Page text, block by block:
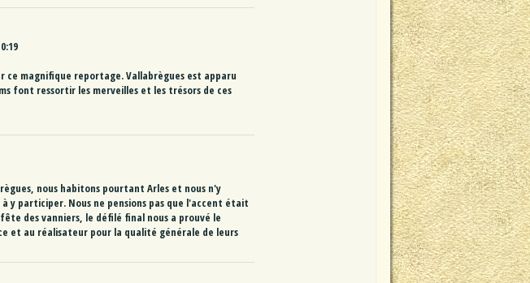
ce magnifique reportage. Vallabrègues est apparu
font ressortir les merveilles et les trésors de ces
nous habitons pourtant Arles et nous n'y
y participer. Nous ne pensions pas que l'accent était
des vanniers, le défilé final nous a prouvé le
et au réalisateur pour la qualité générale de leurs